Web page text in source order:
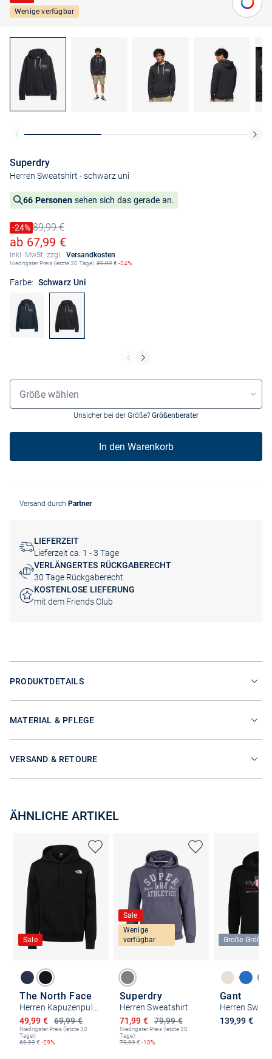
Wenige verfügbar
Superdry
Herren Sweatshirt - schwarz uni
66 Personen sehen sich das gerade an.
Preis reduziert um
-24%
Alter Preis89,99 €
Ermäßigter Preis
ab 67,99 €
Inkl. MwSt. zzgl. Versandkosten
Niedrigster Preis (letzte 30 Tage):89,99€ -24%
Farbe: Schwarz Uni
Größenauswahl
Größe wählen
Unsicher bei der Größe? Größenberater
In den Warenkorb
Versand durch Partner
LIEFERZEIT
Lieferzeit ca. 1 - 3 Tage
VERLÄNGERTES RÜCKGABERECHT
30 Tage Rückgaberecht
KOSTENLOSE LIEFERUNG
mit dem Friends Club
PRODUKTDETAILS
MATERIAL & PFLEGE
VERSAND & RETOURE
ÄHNLICHE ARTIKEL
Sale
The North Face
69,99 €
Ermäßigter Preis
49,99 €
Niedrigster Preis (letzte 30
Tage):
69,99€ -29%
Sale
Wenige
verfügbar
Superdry
Herren Sweatshirt
79,99 €
Ermäßigter Preis
71,99 €
Niedrigster Preis (letzte 30
Tage):
79,99€ -10%
Große Größen
Gant
Herren
139,99 €